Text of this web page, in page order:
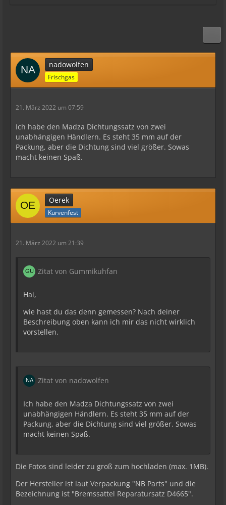
nadowolfen
Frischgas
21. März 2022 um 07:59
Ich habe den Madza Dichtungssatz von zwei
unabhängigen Händlern. Es steht 35 mm auf der
Packung, aber die Dichtung sind viel größer. Sowas
macht keinen Spaß.
Oerek
Kurvenfest
21. März 2022 um 21:39
Zitat von Gummikuhfan
Hai,
wie hast du das denn gemessen? Nach deiner
Beschreibung oben kann ich mir das nicht wirklich
vorstellen.
Zitat von nadowolfen
Ich habe den Madza Dichtungssatz von zwei
unabhängigen Händlern. Es steht 35 mm auf der
Packung, aber die Dichtung sind viel größer. Sowas
macht keinen Spaß.
Die Fotos sind leider zu groß zum hochladen (max. 1MB).
Der Hersteller ist laut Verpackung "NB Parts" und die
Bezeichnung ist "Bremssattel Reparatursatz D4665".